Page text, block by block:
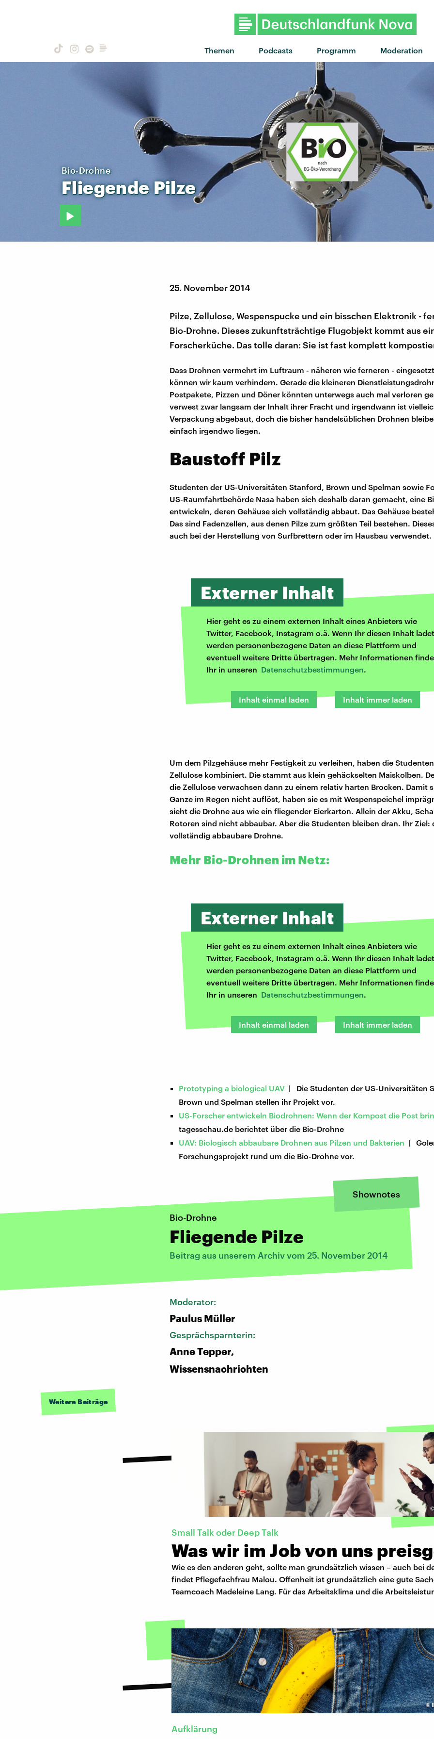
Themen Podcasts Programm Moderation
"Noid" von Tyler The
Bio-Drohne
FliegendePilze
25. November 2014
Pilze, Zellulose, Wespenspucke und ein bisschen Elektronik -
Bio-Drohne. Dieses zukunftsträchtige Flugobjekt kommt aus
Forscherküche. Das tolle daran: Sie ist fast komplett
Dass Drohnen vermehrt im Luftraum - näheren wie ferneren -
können wir kaum verhindern. Gerade die kleineren
Postpakete, Pizzen und Döner könnten unterwegs auch mal verloren
verwest zwar langsam der Inhalt ihrer Fracht und irgendwann ist
Verpackung abgebaut, doch die bisher handelsüblichen Drohnen
einfach irgendwo liegen.
Baustoff Pilz
Studenten der US-Universitäten Stanford, Brown und Spelman sowie
US-Raumfahrtbehörde Nasa haben sich deshalb daran gemacht, eine
entwickeln, deren Gehäuse sich vollständig abbaut. Das Gehäuse
Das sind Fadenzellen, aus denen Pilze zum größten Teil bestehen.
auch bei der Herstellung von Surfbrettern oder im Hausbau verwendet.
Externer Inhalt
Hier geht es zu einem externen Inhalt eines Anbieters wie
Twitter, Facebook, Instagram o.ä. Wenn Ihr diesen Inhalt
werden personenbezogene Daten an diese Plattform und
eventuell weitere Dritte übertragen. Mehr Informationen
Ihr in unseren Datenschutzbestimmungen.
Inhalt einmal laden Inhalt immer laden
Um dem Pilzgehäuse mehr Festigkeit zu verleihen, haben die
Zellulose kombiniert. Die stammt aus klein gehäckselten Maiskolben.
die Zellulose verwachsen dann zu einem relativ harten Brocken. Damit
Ganze im Regen nicht auflöst, haben sie es mit Wespenspeichel
sieht die Drohne aus wie ein fliegender Eierkarton. Allein der Akku,
Rotoren sind nicht abbaubar. Aber die Studenten bleiben dran. Ihr Ziel:
vollständig abbaubare Drohne.
Mehr Bio-Drohnen im Netz:
Externer Inhalt
Hier geht es zu einem externen Inhalt eines Anbieters wie
Twitter, Facebook, Instagram o.ä. Wenn Ihr diesen Inhalt
werden personenbezogene Daten an diese Plattform und
eventuell weitere Dritte übertragen. Mehr Informationen
Ihr in unseren Datenschutzbestimmungen.
Inhalt einmal laden Inhalt immer laden
Prototyping a biological UAV | Die Studenten der US-Universitäten
Brown und Spelman stellen ihr Projekt vor.
US-Forscher entwickeln Biodrohnen: Wenn der Kompost die Post
tagesschau.de berichtet über die Bio-Drohne
UAV: Biologisch abbaubare Drohnen aus Pilzen und Bakterien |
Forschungsprojekt rund um die Bio-Drohne vor.
Shownotes
Bio-Drohne
Fliegende Pilze
Beitrag aus unserem Archiv vom 25. November 2014
Moderator:
Paulus Müller
Gesprächsparnterin:
Anne Tepper,
Wissensnachrichten
Weitere Beiträge
Small Talk oder Deep Talk
Was wir im Job von uns
Wie es den anderen geht, sollte man grundsätzlich wissen – auch bei
findet Pflegefachfrau Malou. Offenheit ist grundsätzlich eine gute
Teamcoach Madeleine Lang. Für das Arbeitsklima und die
©
Aufklärung